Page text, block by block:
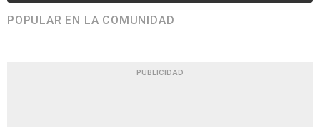
POPULAR EN LA COMUNIDAD
PUBLICIDAD